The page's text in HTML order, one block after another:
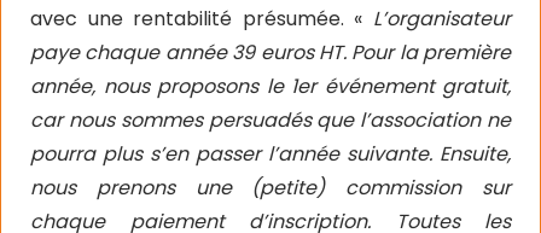
avec une rentabilité présumée. « L’organisateur
paye chaque année 39 euros HT. Pour la première
année, nous proposons le 1er événement gratuit,
car nous sommes persuadés que l’association ne
pourra plus s’en passer l’année suivante. Ensuite,
nous prenons une (petite) commission sur
chaque paiement d’inscription. Toutes les